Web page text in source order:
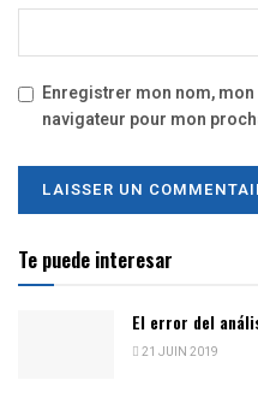
Enregistrer mon nom,
navigateur pour mon
Te puede interesar
El error del
21 JUIN 2019